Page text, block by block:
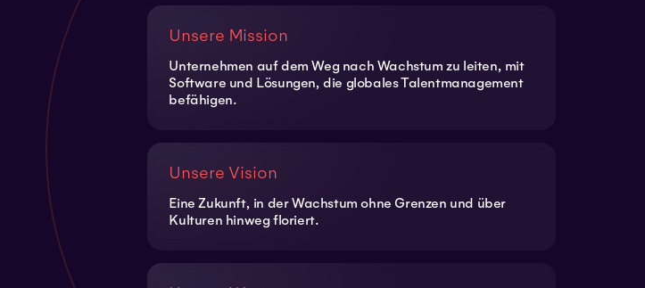
Unsere Mission
Unternehmen auf dem Weg nach Wachstum zu leiten, mit
Software und Lösungen, die globales Talentmanagement
befähigen.
Unsere Vision
Eine Zukunft, in der Wachstum ohne Grenzen und über
Kulturen hinweg floriert.